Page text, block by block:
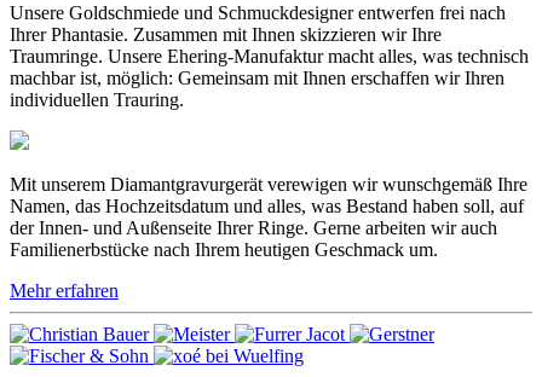
Unsere Goldschmiede und Schmuckdesigner entwerfen frei nach
Ihrer Phantasie. Zusammen mit Ihnen skizzieren wir Ihre
Traumringe. Unsere Ehering-Manufaktur macht alles, was technisch
machbar ist, möglich: Gemeinsam mit Ihnen erschaffen wir Ihren
individuellen Trauring.
Mit unserem Diamantgravurgerät verewigen wir wunschgemäß Ihre
Namen, das Hochzeitsdatum und alles, was Bestand haben soll, auf
der Innen- und Außenseite Ihrer Ringe. Gerne arbeiten wir auch
Familienerbstücke nach Ihrem heutigen Geschmack um.
Mehr erfahren